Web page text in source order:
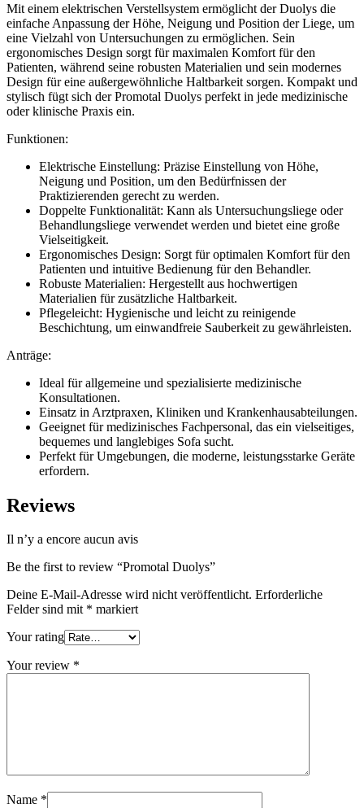
Mit einem elektrischen Verstellsystem ermöglicht der Duolys die
einfache Anpassung der Höhe, Neigung und Position der Liege, um
eine Vielzahl von Untersuchungen zu ermöglichen. Sein
ergonomisches Design sorgt für maximalen Komfort für den
Patienten, während seine robusten Materialien und sein modernes
Design für eine außergewöhnliche Haltbarkeit sorgen. Kompakt und
stylisch fügt sich der Promotal Duolys perfekt in jede medizinische
oder klinische Praxis ein.
Funktionen:
Elektrische Einstellung: Präzise Einstellung von Höhe,
Neigung und Position, um den Bedürfnissen der
Praktizierenden gerecht zu werden.
Doppelte Funktionalität: Kann als Untersuchungsliege oder
Behandlungsliege verwendet werden und bietet eine große
Vielseitigkeit.
Ergonomisches Design: Sorgt für optimalen Komfort für den
Patienten und intuitive Bedienung für den Behandler.
Robuste Materialien: Hergestellt aus hochwertigen
Materialien für zusätzliche Haltbarkeit.
Pflegeleicht: Hygienische und leicht zu reinigende
Beschichtung, um einwandfreie Sauberkeit zu gewährleisten.
Anträge:
Ideal für allgemeine und spezialisierte medizinische
Konsultationen.
Einsatz in Arztpraxen, Kliniken und Krankenhausabteilungen.
Geeignet für medizinisches Fachpersonal, das ein vielseitiges,
bequemes und langlebiges Sofa sucht.
Perfekt für Umgebungen, die moderne, leistungsstarke Geräte
erfordern.
Reviews
Il n’y a encore aucun avis
Be the first to review “Promotal Duolys”
Deine E-Mail-Adresse wird nicht veröffentlicht. Erforderliche
Felder sind mit * markiert
Your rating
Your review *
Name *